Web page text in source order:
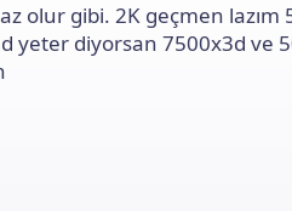
olur gibi. 2K geçmen
yeter diyorsan 7500x3d ve